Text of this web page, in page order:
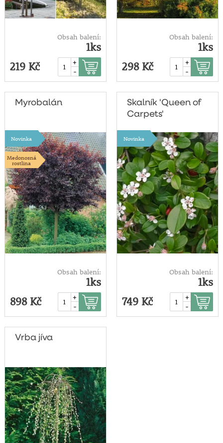
Obsah balení:
1ks
219 Kč
+
-
Obsah balení:
1ks
298 Kč
+
-
Myrobalán
Novinka
Medonosná
rostlina
Obsah balení:
1ks
898 Kč
+
-
Skalník 'Queen of
Carpets'
Novinka
Obsah balení:
1ks
749 Kč
+
-
Vrba jíva